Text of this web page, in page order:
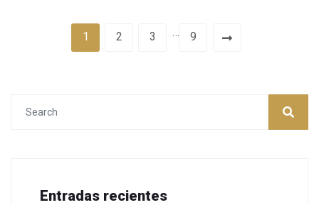
1 2 3 9
Entradas recientes